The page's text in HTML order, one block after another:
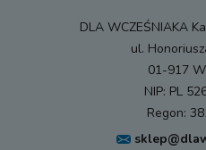
DLA WCZEŚNIAKA
ul.
01-917
NIP: PL
Regon: